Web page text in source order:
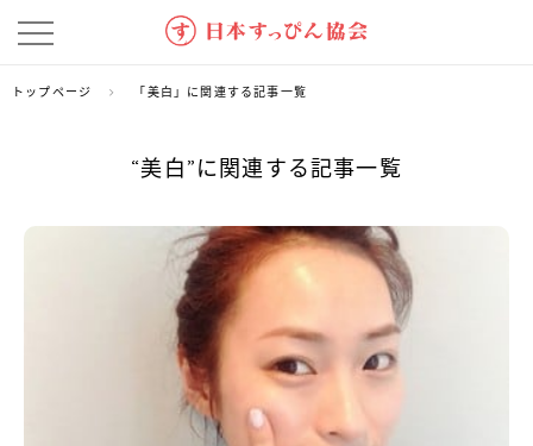
トップページ 「美白」に関連する記事一覧
“美白”に関連する記事一覧